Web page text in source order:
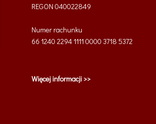
REGON 040022849
Numer rachunku
66 1240 2294 1111 0000 3718 5372
Więcej informacji >>